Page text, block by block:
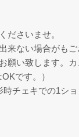
ださいませ。
ない場合がもご
い致します。
です。）
チェキでの1ショ